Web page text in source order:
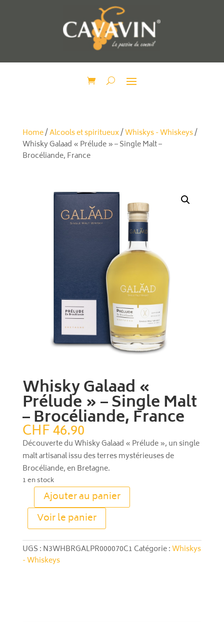
Home/Alcools et spiritueux/Whiskys - Whiskeys/
Whisky Galaad « Prélude » – Single Malt –
Brocéliande, France
Whisky Galaad «
Prélude » – Single Malt
– Brocéliande, France
CHF46.90
Découverte du Whisky Galaad « Prélude », un single
malt artisanal issu des terres mystérieuses de
Brocéliande, en Bretagne.
1 en stock
quantité
Whisky
Galaad
«
Prélude
Ajouter au panier
Voir le panier
l
e
UGS : N3WHBRGALPR000070C1Catégorie :Whiskys
- Whiskeys